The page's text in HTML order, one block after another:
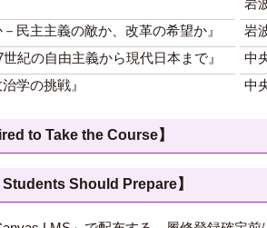
岩
民主主義の敵か、改革の希望か』 岩
紀の自由主義から現代日本まで』 中
学の挑戦』 中
to Take the Course】
Should Prepare】